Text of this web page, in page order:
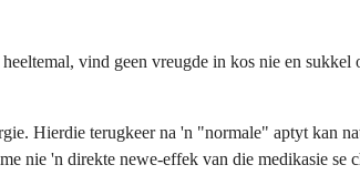
vind geen vreugde in kos nie en sukkel
Hierdie terugkeer na 'n "normale" aptyt kan
nie 'n direkte newe-effek van die medikasie se